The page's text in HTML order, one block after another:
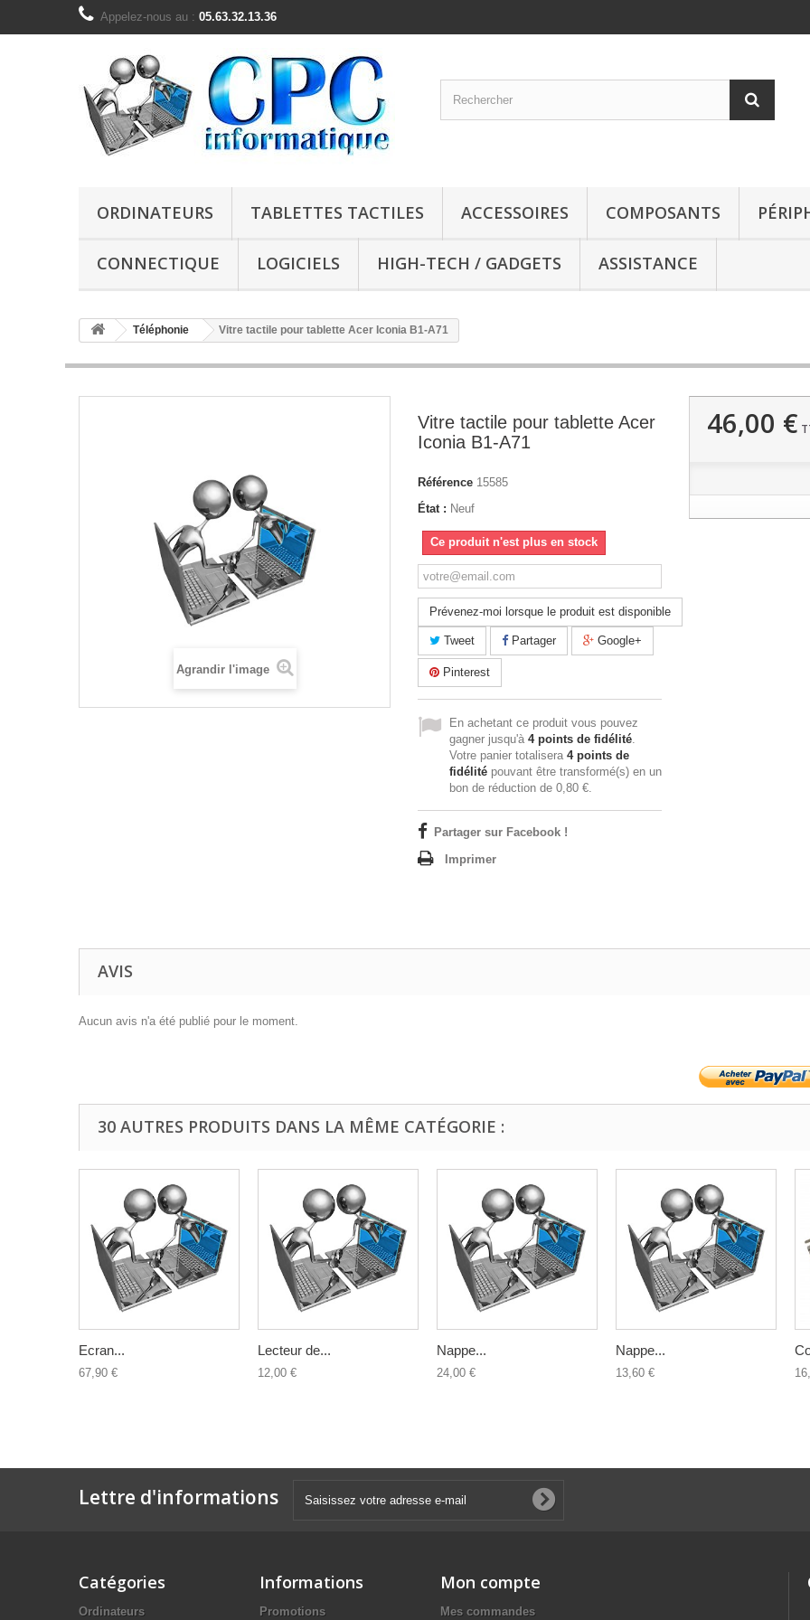
Appelez-nous au : 05.63.32.13.36
ORDINATEURS TABLETTES TACTILES ACCESSOIRES COMPOSANTS
CONNECTIQUE LOGICIELS HIGH-TECH / GADGETS ASSISTANCE
Téléphonie Vitre tactile pour tablette Acer Iconia B1-A71
Agrandir l'image
Vitre tactile pour tablette Acer
Iconia B1-A71
Référence 15585
État : Neuf
Ce produit n'est plus en stock
Prévenez-moi lorsque le produit est disponible
Tweet Partager Google+
Pinterest
En achetant ce produit vous pouvez
gagner jusqu'à 4points de fidélité.
Votre panier totalisera 4points de
fidélité pouvant être transformé(s) en un
bon de réduction de 0,80 €.
Partager sur Facebook !
Imprimer
46,00 €
AVIS
Aucun avis n'a été publié pour le moment.
30 AUTRES PRODUITS DANS LA MÊME CATÉGORIE :
Ecran...
67,90 €
Lecteur de...
12,00 €
Nappe...
24,00 €
Nappe...
13,60 €
Lettre d'informations
Catégories
Ordinateurs
Informations
Promotions
Mon compte
Mes commandes